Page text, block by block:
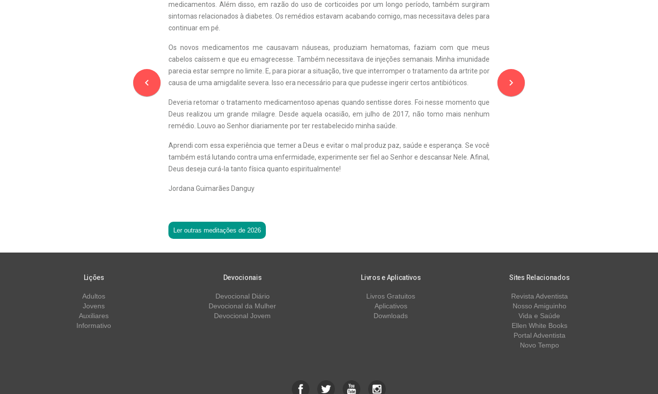
navigate_before
medicamentos. Além disso, em razão do uso de corticoides por um longo período, também surgiram
sintomas relacionados à diabetes. Os remédios estavam acabando comigo, mas necessitava deles para
continuar em pé.
Os novos medicamentos me causavam náuseas, produziam hematomas, faziam com que meus
cabelos caíssem e que eu emagrecesse. Também necessitava de injeções semanais. Minha imunidade
parecia estar sempre no limite. E, para piorar a situação, tive que interromper o tratamento da artrite por
causa de uma amigdalite severa. Isso era necessário para que pudesse ingerir certos antibióticos.
Deveria retomar o tratamento medicamentoso apenas quando sentisse dores. Foi nesse momento que
Deus realizou um grande milagre. Desde aquela ocasião, em julho de 2017, não tomo mais nenhum
remédio. Louvo ao Senhor diariamente por ter restabelecido minha saúde.
Aprendi com essa experiência que temer a Deus e evitar o mal produz paz, saúde e esperança. Se você
também está lutando contra uma enfermidade, experimente ser fiel ao Senhor e descansar Nele. Afinal,
Deus deseja curá-la tanto física quanto espiritualmente!
Jordana Guimarães Danguy
Ler outras meditações de 2026
navigate_next
Lições
Adultos
Jovens
Auxiliares
Informativo
Devocionais
Devocional Diário
Devocional da Mulher
Devocional Jovem
Livros e Aplicativos
Livros Gratuitos
Aplicativos
Downloads
Sites Relacionados
Revista Adventista
Nosso Amiguinho
Vida e Saúde
Ellen White Books
Portal Adventista
Novo Tempo